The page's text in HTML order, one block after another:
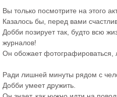
Вы только посмотрите на этого
Казалось бы, перед вами
Добби позирует так, будто всю
журналов!
Он обожает фотографироваться,
Ради лишней минуты рядом с
Добби умеет дружить.